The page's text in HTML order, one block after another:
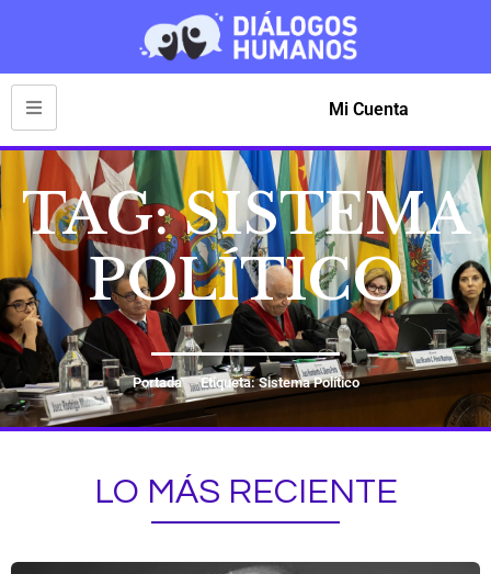
Mi Cuenta
TAG: SISTEMA
POLÍTICO
Portada Etiqueta: Sistema Político
LO MÁS RECIENTE